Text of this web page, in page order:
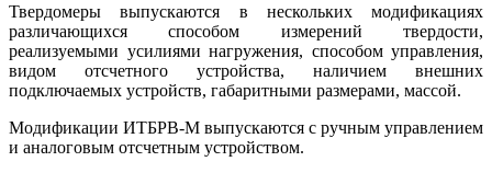
Твердомеры выпускаются в нескольких модификациях
различающихся способом измерений твердости,
реализуемыми усилиями нагружения, способом управления,
видом отсчетного устройства, наличием внешних
подключаемых устройств, габаритными размерами, массой.
Модификации ИТБРВ-М выпускаются с ручным управлением
и аналоговым отсчетным устройством.